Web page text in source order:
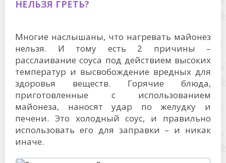
НЕЛЬЗЯ ГРЕТЬ?
Многие наслышаны, что нагревать майонез
нельзя. И тому есть 2 причины –
расслаивание соуса под действием высоких
температур и высвобождение вредных для
здоровья веществ. Горячие блюда,
приготовленные с использованием
майонеза, наносят удар по желудку и
печени. Это холодный соус, и правильно
использовать его для заправки – и никак
иначе.